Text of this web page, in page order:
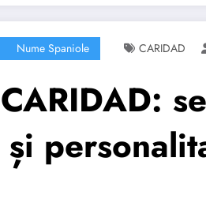
Nume Spaniole CARIDAD